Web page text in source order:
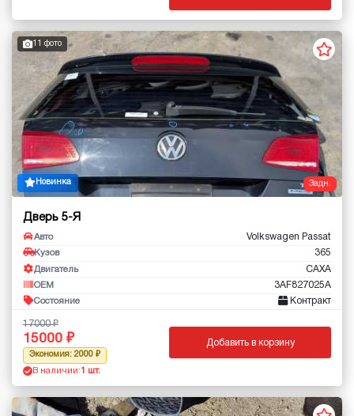
Задн.
11 фото
Новинка
Дверь 5-Я
Авто Volkswagen Passat
Кузов 365
Двигатель CAXA
OEM 3AF827025A
Состояние Контракт
17000
15000
Экономия: 2000
В наличии: 1 шт.
Добавить в корзину